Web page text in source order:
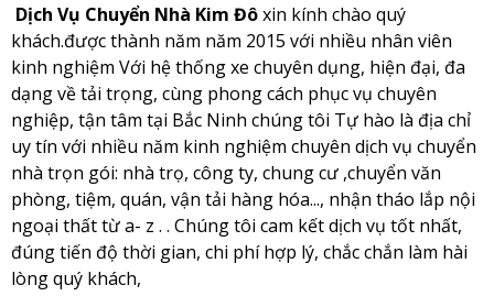
Dịch Vụ Chuyển Nhà Kim Đôxin kính chào quý
khách.được thành năm năm 2015 với nhiều nhân viên
kinh nghiệm Với hệ thống xe chuyên dụng, hiện đại, đa
dạng về tải trọng, cùng phong cách phục vụ chuyên
nghiệp, tận tâm tại Bắc Ninh chúng tôi Tự hào là địa chỉ
uy tín với nhiều năm kinh nghiệm chuyên dịch vụ chuyển
nhà trọn gói: nhà trọ, công ty, chung cư ,chuyển văn
phòng, tiệm, quán, vận tải hàng hóa..., nhận tháo lắp nội
ngoại thất từ a- z . . Chúng tôi cam kết dịch vụ tốt nhất,
đúng tiến độ thời gian, chi phí hợp lý, chắc chắn làm hài
lòng quý khách,